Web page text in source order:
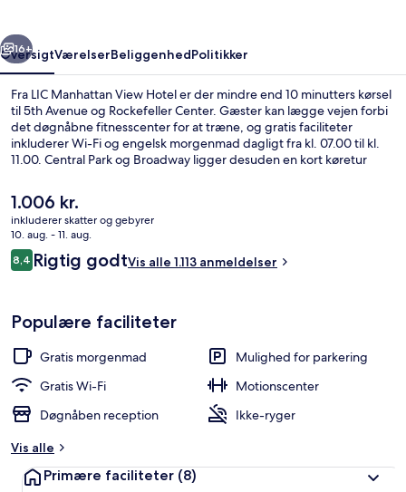
Næste
16+
OversigtVærelserBeliggenhedPolitikker
Fra LIC Manhattan View Hotel er der mindre end 10 minutters kørsel
til 5th Avenue og Rockefeller Center. Gæster kan lægge vejen forbi
det døgnåbne fitnesscenter for at træne, og gratis faciliteter
inkluderer Wi-Fi og engelsk morgenmad dagligt fra kl. 07.00 til kl.
11.00. Central Park og Broadway ligger desuden en kort køretur
Station ligger 2 minutter væk og Queens Plaza Station ligger 6
minutter derfra.
Den
nuværende
pris
er
1.006 kr.
1.006 kr.
inkluderer skatter og gebyrer
10. aug. - 11. aug.
Anmeldelser
8,48,4 ud af 10.
Rigtig godtVis alle 1.113 anmeldelser
Populære faciliteter
Gratis morgenmad
Mulighed for parkering
Gratis Wi-Fi
Motionscenter
Døgnåben reception
Ikke-ryger
Vis alle
Primære faciliteter (8)